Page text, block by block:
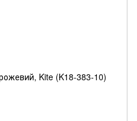
Kite (K18-383-10)